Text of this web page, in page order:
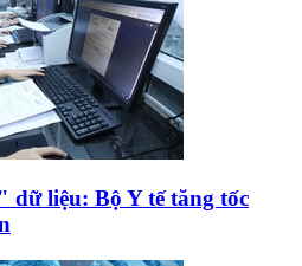
dữ liệu: Bộ Y tế tăng tốc